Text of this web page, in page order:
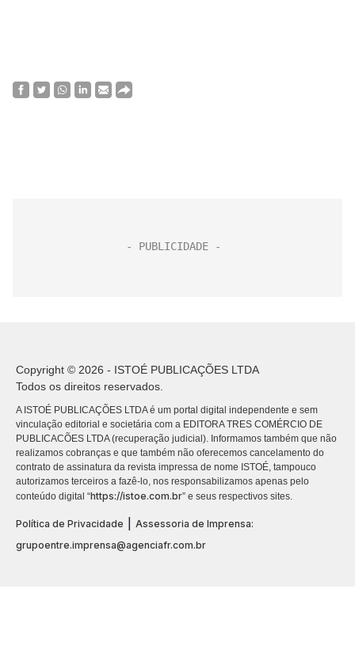
Copyright © 2026 - ISTOÉ PUBLICAÇÕES LTDA
Todos os direitos reservados.
A ISTOÉ PUBLICAÇÕES LTDA é um portal digital independente e sem
vinculação editorial e societária com a EDITORA TRES COMÉRCIO DE
PUBLICACÕES LTDA (recuperação judicial). Informamos também que não
realizamos cobranças e que também não oferecemos cancelamento do
contrato de assinatura da revista impressa de nome ISTOÉ, tampouco
autorizamos terceiros a fazê-lo, nos responsabilizamos apenas pelo
conteúdo digital “https://istoe.com.br” e seus respectivos sites.
Política de Privacidade
Assessoria de Imprensa:
grupoentre.imprensa@agenciafr.com.br